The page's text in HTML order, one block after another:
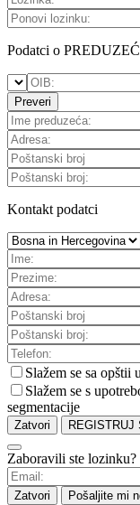
Podatci o
Preveri
Kontakt podatci
Slažem se sa opštii
Slažem se s
segmentacije
Zatvori REGISTRUJ
Zaboravili ste lozinku?
Zatvori Pošaljite mi